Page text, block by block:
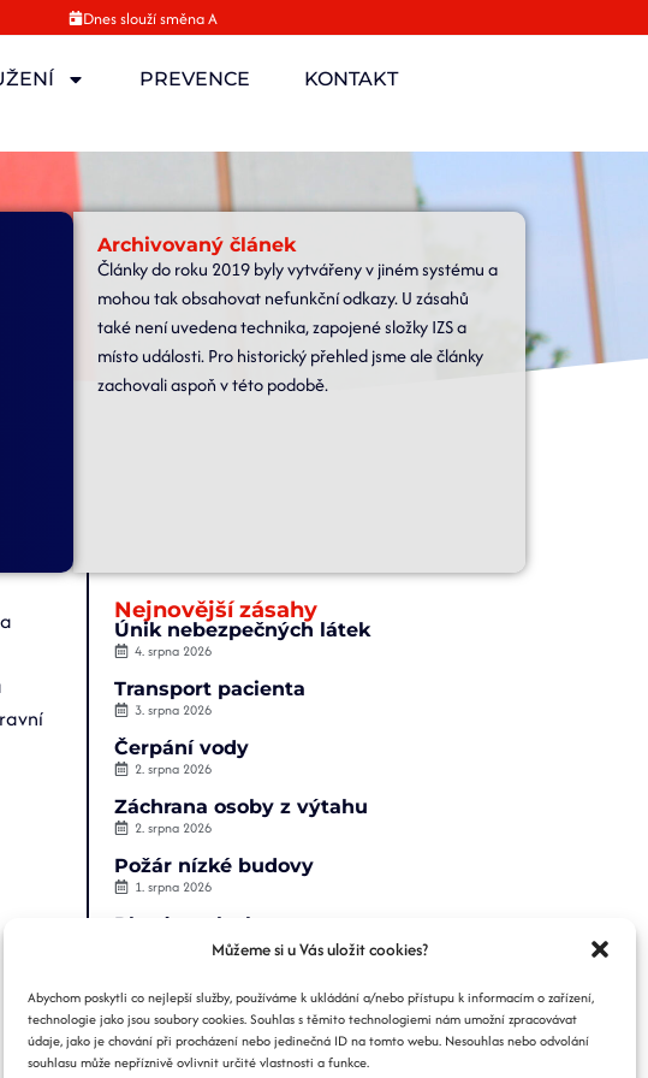
Můžeme si u Vás uložit cookies?
Abychom poskytli co nejlepší služby, používáme k ukládání a/nebo přístupu k informacím o zařízení,
technologie jako jsou soubory cookies. Souhlas s těmito technologiemi nám umožní zpracovávat
údaje, jako je chování při procházení nebo jedinečná ID na tomto webu. Nesouhlas nebo odvolání
souhlasu může nepříznivě ovlivnit určité vlastnosti a funkce.
Dnes slouží směna A
PREVENCE KONTAKT
Archivovaný článek
Články do roku 2019 byly vytvářeny v jiném systému a
mohou tak obsahovat nefunkční odkazy. U zásahů
také není uvedena technika, zapojené složky IZS a
místo události. Pro historický přehled jsme ale články
zachovali aspoň v této podobě.
Nejnovější zásahy
Únik nebezpečných látek
4. srpna 2026
Transport pacienta
3. srpna 2026
Čerpání vody
2. srpna 2026
Záchrana osoby z výtahu
2. srpna 2026
Požár nízké budovy
1. srpna 2026
Planý poplach